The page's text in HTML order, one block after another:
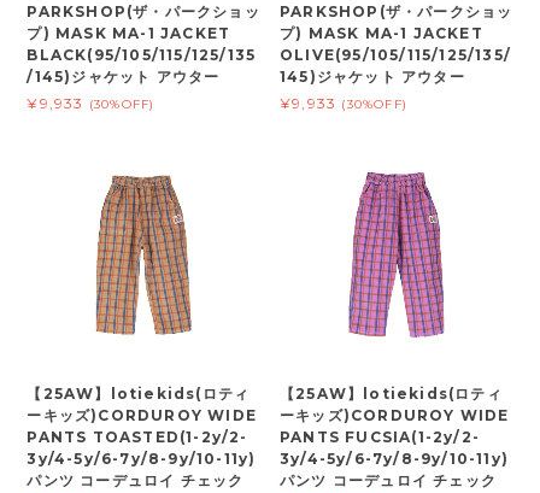
PARKSHOP(ザ・パークショッ
プ) MASK MA-1 JACKET
BLACK(95/105/115/125/135
/145)ジャケット アウター
¥9,933
(30%OFF)
PARKSHOP(ザ・パークショッ
プ) MASK MA-1 JACKET
OLIVE(95/105/115/125/135/
145)ジャケット アウター
¥9,933 (30%OFF)
【25AW】lotiekids(ロティ
ーキッズ)CORDUROY WIDE
PANTS TOASTED(1-2y/2-
3y/4-5y/6-7y/8-9y/10-11y)
パンツ コーデュロイ チェック
【25AW】lotiekids(ロティ
ーキッズ)CORDUROY WIDE
PANTS FUCSIA(1-2y/2-
3y/4-5y/6-7y/8-9y/10-11y)
パンツ コーデュロイ チェック